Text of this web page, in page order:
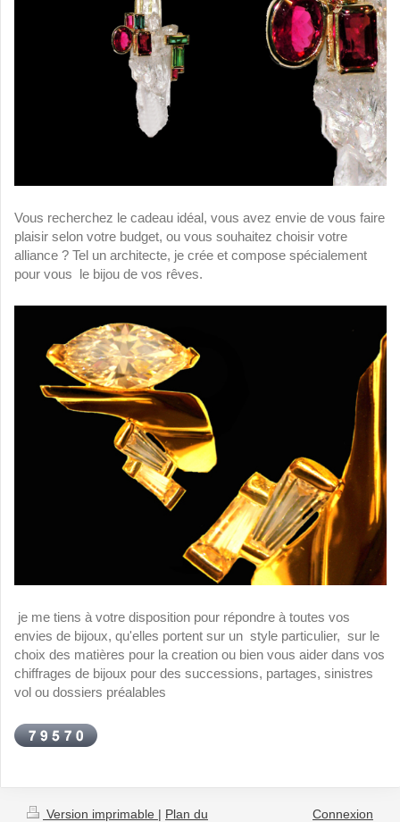
Vous recherchez le cadeau idéal, vous avez envie de vous faire
plaisir selon votre budget, ou vous souhaitez choisir votre
alliance ? Tel un architecte, je crée et compose spécialement
pour vous le bijou de vos rêves.
je me tiens à votre disposition pour répondre à toutes vos
envies de bijoux, qu'elles portent sur un style particulier, sur le
choix des matières pour la creation ou bien vous aider dans vos
chiffrages de bijoux pour des successions, partages, sinistres
vol ou dossiers préalables
Version imprimable | Plan du Connexion